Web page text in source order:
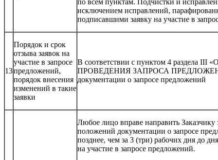
исключением исправлений,
подписавшими заявку на участие в
13
Порядок и срок
отзыва заявок на
участие в запросе
предложений,
порядок внесения
изменений в такие
заявки
В соответствии с пунктом 4 раздела
ПРОВЕДЕНИЯ ЗАПРОСА
документации о запросе предложений
Любое лицо вправе направить Заказчику
положений документации о запросе
позднее, чем за 3 (три) рабочих дня до
на участие в запросе предложений.